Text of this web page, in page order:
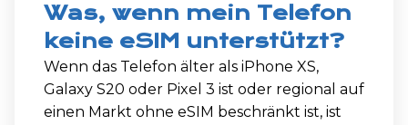
Was, wenn mein Telefon
keine eSIM unterstützt?
Wenn das Telefon älter als iPhone XS,
Galaxy S20 oder Pixel 3 ist oder regional auf
einen Markt ohne eSIM beschränkt ist, ist